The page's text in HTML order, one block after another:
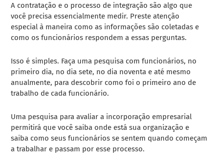
A contratação e o processo de integração são algo que
você precisa essencialmente medir. Preste atenção
especial à maneira como as informações são coletadas e
como os funcionários respondem a essas perguntas.
Isso é simples. Faça uma pesquisa com funcionários, no
primeiro dia, no dia sete, no dia noventa e até mesmo
anualmente, para descobrir como foi o primeiro ano de
trabalho de cada funcionário.
Uma pesquisa para avaliar a incorporação empresarial
permitirá que você saiba onde está sua organização e
saiba como seus funcionários se sentem quando começam
a trabalhar e passam por esse processo.